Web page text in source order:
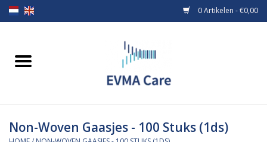
0 Artikelen - €0,00
Home
Borstvoeding
Non-Woven Gaasjes - 100 Stuks (1ds)